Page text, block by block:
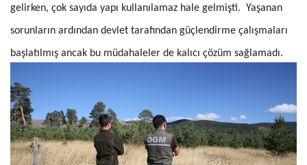
gelirken, çok sayıda yapı kullanılamaz hale gelmişti. Yaşanan
sorunların ardından devlet tarafından güçlendirme çalışmaları
başlatılmış ancak bu müdahaleler de kalıcı çözüm sağlamadı.